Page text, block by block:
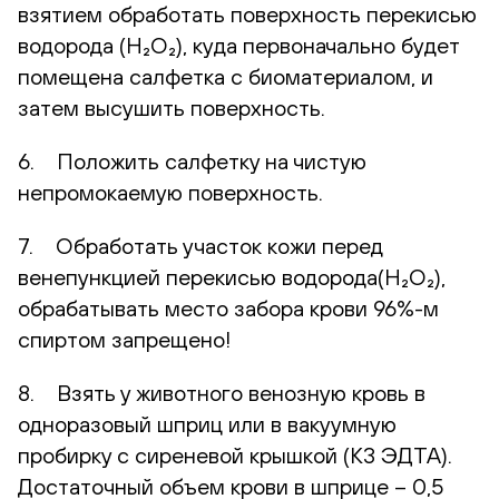
взятием обработать поверхность перекисью
водорода (H₂O₂), куда первоначально будет
помещена салфетка с биоматериалом, и
затем высушить поверхность.
6. Положить салфетку на чистую
непромокаемую поверхность.
7. Обработать участок кожи перед
венепункцией перекисью водорода(H₂O₂),
обрабатывать место забора крови 96%-м
спиртом запрещено!
8. Взять у животного венозную кровь в
одноразовый шприц или в вакуумную
пробирку с сиреневой крышкой (К3 ЭДТА).
Достаточный объем крови в шприце – 0,5